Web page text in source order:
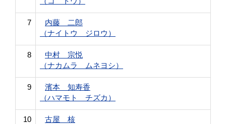
7
内藤 二郎
（ナイトウ ジロウ）
8
中村 宗悦
（ナカムラ ムネヨシ）
9
濱本 知寿香
（ハマモト チズカ）
10
古屋 核